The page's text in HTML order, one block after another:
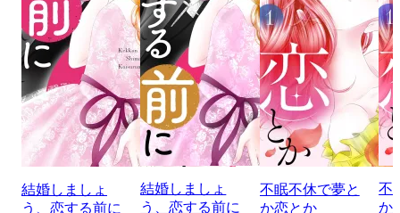
結婚しましょ
う、恋する前に
結婚しましょ
う、恋する前に
不眠不休で夢と
か恋とか
不
か